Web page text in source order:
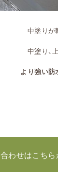
てから
りと2
防水効
わせはこちら